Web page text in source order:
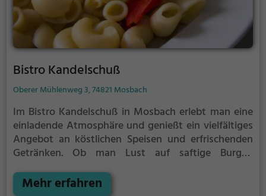
Bistro Kandelschuß
Oberer Mühlenweg 3, 74821 Mosbach
Im Bistro Kandelschuß in Mosbach erlebt man eine
einladende Atmosphäre und genießt ein vielfältiges
Angebot an köstlichen Speisen und erfrischenden
Getränken. Ob man Lust auf saftige Burger,
hier wird man kulinarisch verwöhnt. Dazu gibt es
Mehr erfahren